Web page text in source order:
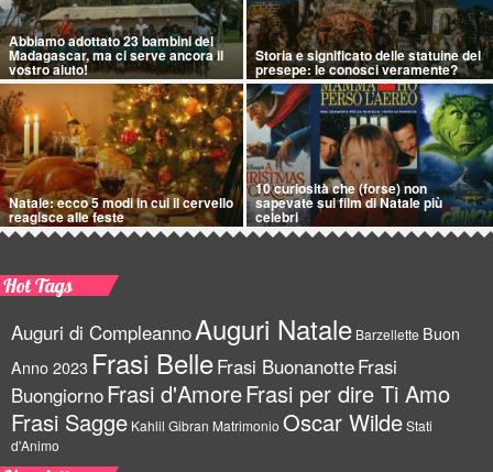
Abbiamo adottato 23 bambini del
Madagascar, ma ci serve ancora il
vostro aiuto!
Storia e significato delle statuine del
presepe: le conosci veramente?
Natale: ecco 5 modi in cui il cervello
reagisce alle feste
10 curiosità che (forse) non
sapevate sui film di Natale più
celebri
Hot Tags
Auguri di CompleannoAuguri Natale Barzellette Buon
Anno 2023 Frasi BelleFrasi BuonanotteFrasi
BuongiornoFrasi d'AmoreFrasi per dire Ti Amo
Frasi Sagge Kahlil Gibran Matrimonio Oscar WildeStati
d'Animo